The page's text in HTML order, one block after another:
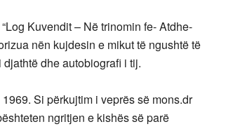
Kuvendit – Në trinomin fe- Atdhe-
nën kujdesin e mikut të ngushtë të
dhe autobiografi i tij.
Si përkujtim i veprës së mons.dr
ngritjen e kishës së parë